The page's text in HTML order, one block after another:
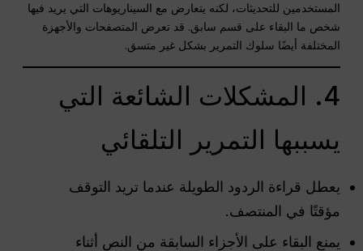
المستخدمين للتحديثات، لكنه يتعارض مع السيناريوهات التي يريد فيها
شخص ما البقاء على قسم سابق. قد تعرض المتصفحات والأجهزة
المختلفة أيضًا سلوك التمرير بشكل غير متسق.
4. المشكلات الشائعة التي
يسببها التمرير التلقائي
يعطل قراءة الردود الطويلة عندما تريد التوقف
مؤقتًا في المنتصف.
يمنع البقاء على الأجزاء السابقة من النص أثناء